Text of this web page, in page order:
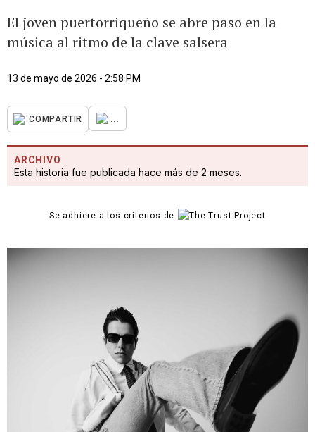
El joven puertorriqueño se abre paso en la
música al ritmo de la clave salsera
13 de mayo de 2026 - 2:58 PM
COMPARTIR ...
ARCHIVO
Esta historia fue publicada hace más de 2 meses.
Se adhiere a los criterios de